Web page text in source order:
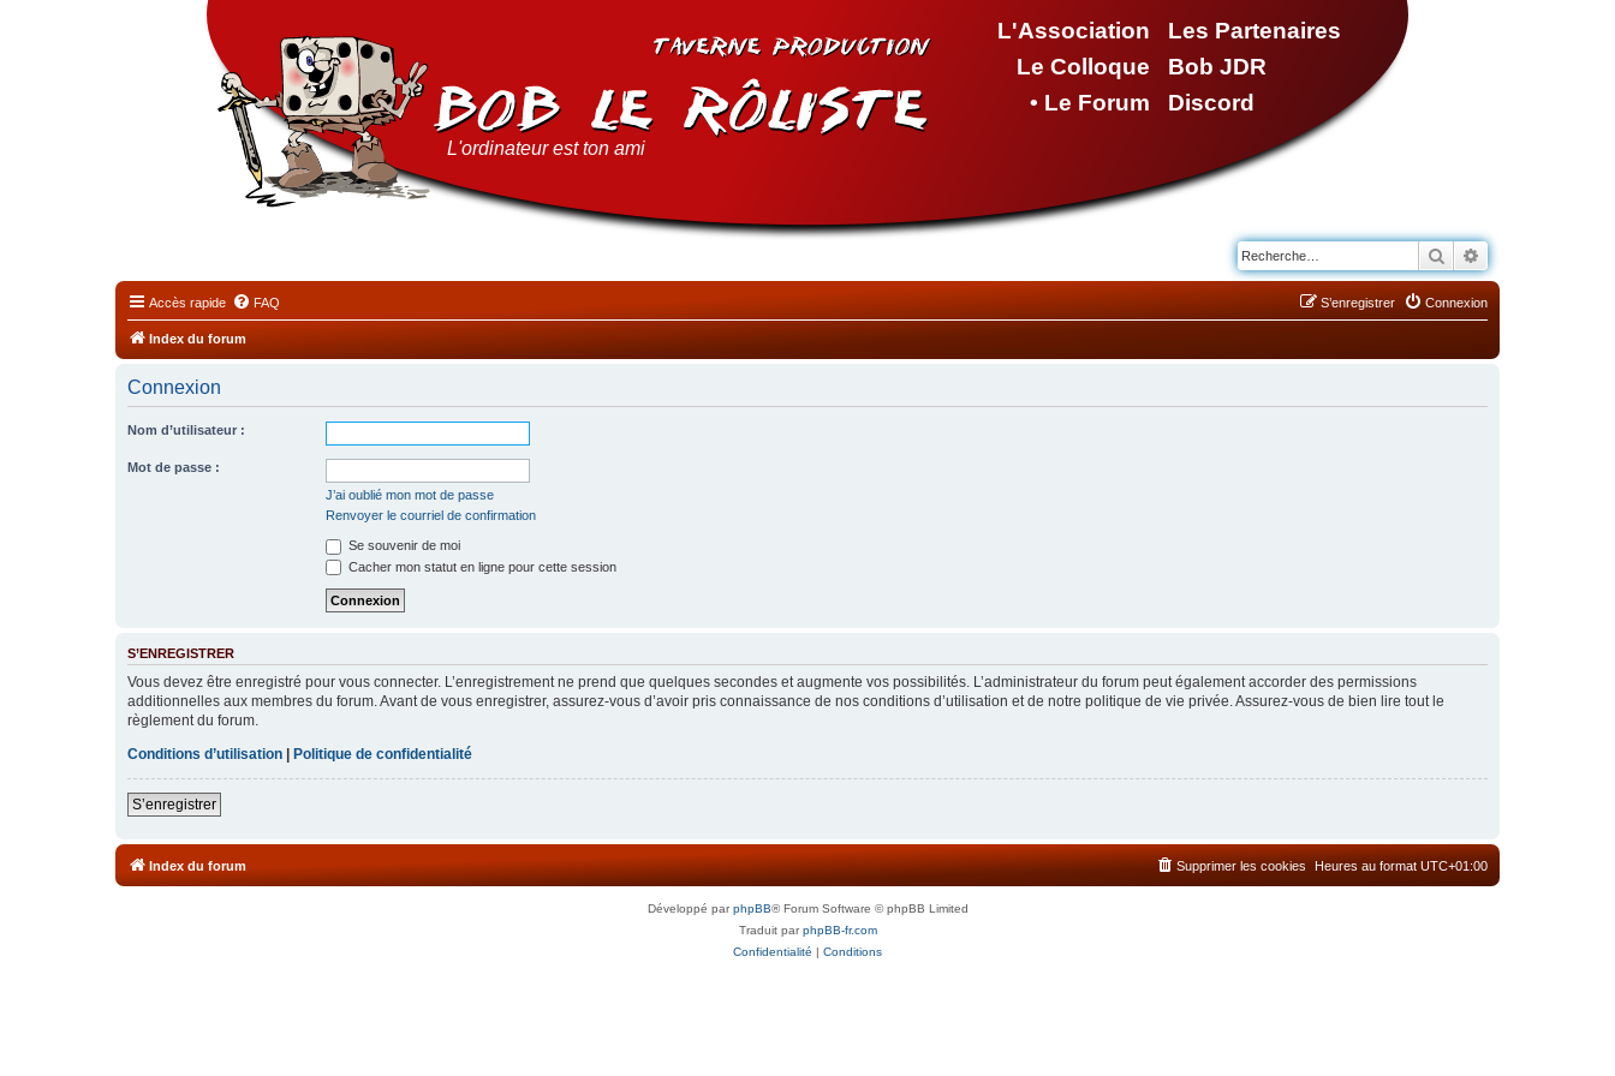
L'Association
Le Colloque
• Le Forum
Les Partenaires
Bob JDR
Discord
L'ordinateur est ton ami
Rechercher
Accès rapide FAQ Connexion
S’enregistrer
Index du forum
Connexion
Nom d’utilisateur :
Mot de passe :
J’ai oublié mon mot de passe
Renvoyer le courriel de confirmation
Se souvenir de moi
Cacher mon statut en ligne pour cette session
S’ENREGISTRER
Vous devez être enregistré pour vous connecter. L’enregistrement ne prend que quelques secondes et augmente vos possibilités. L’administrateur du forum peut également accorder des permissions
additionnelles aux membres du forum. Avant de vous enregistrer, assurez-vous d’avoir pris connaissance de nos conditions d’utilisation et de notre politique de vie privée. Assurez-vous de bien lire tout le
règlement du forum.
Conditions d’utilisation | Politique de confidentialité
S’enregistrer
Index du forum Heures au format UTC+01:00
Supprimer les cookies
Développé parphpBB® Forum Software © phpBB Limited
Traduit parphpBB-fr.com
Confidentialité | Conditions